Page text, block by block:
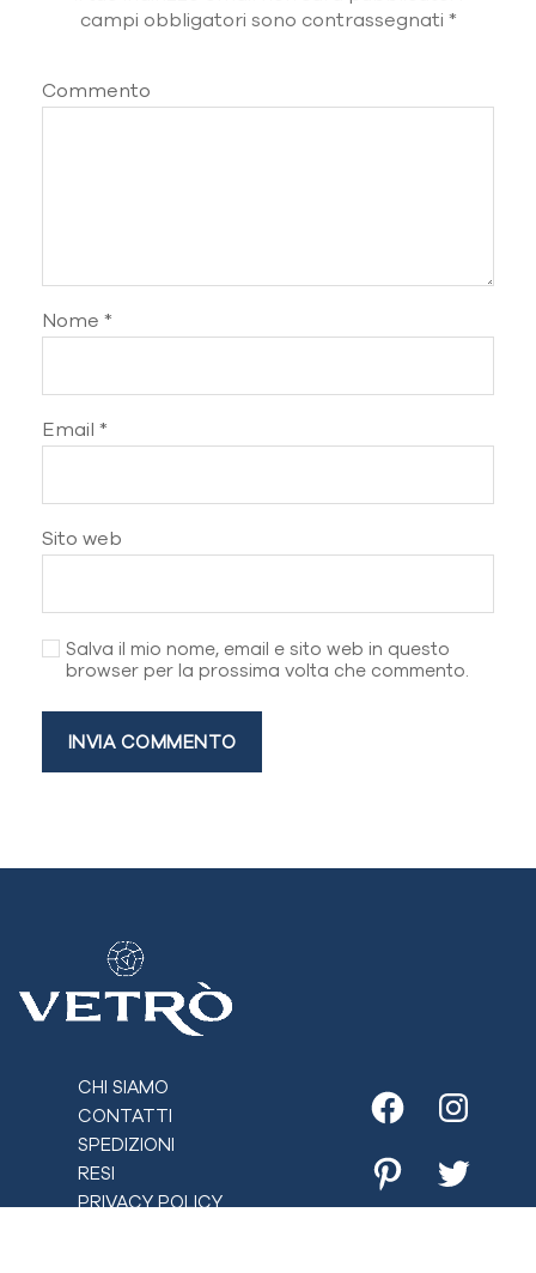
campi obbligatori sono contrassegnati *
Commento
Nome *
Email *
Sito web
Salva il mio nome, email e sito web in questo
browser per la prossima volta che commento.
CHI SIAMO
CONTATTI
SPEDIZIONI
RESI
PRIVACY POLICY
Facebook
PinterestTwitter